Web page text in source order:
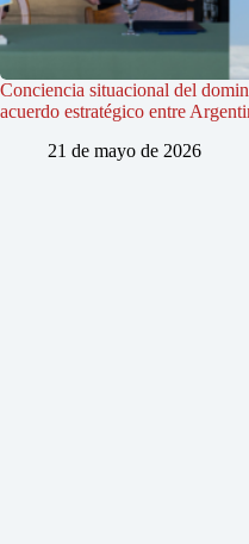
Conciencia situacional del
acuerdo estratégico entre
21 de mayo de 2026